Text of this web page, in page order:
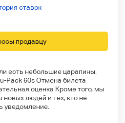
ставок
продавцу
есть небольшие царапины.
Pack 60s Отмена билета
оценка Кроме того, мы
новых людей и тех, кто не
уведомление.